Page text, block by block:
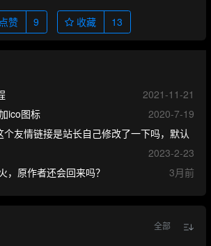
点赞 9 收藏 13
2021-11-21
ico图标
2020-7-19
友情链接是站长自己修改了一下吗，默认
2023-2-23
，原作者还会回来吗？
3月前
全部